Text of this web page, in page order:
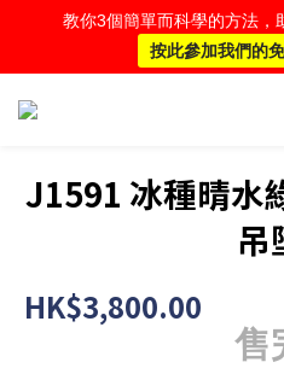
J1591 冰種晴水
吊
HK$3,800.00
售
教你3個簡單而科學的方法，
按此參加我們的